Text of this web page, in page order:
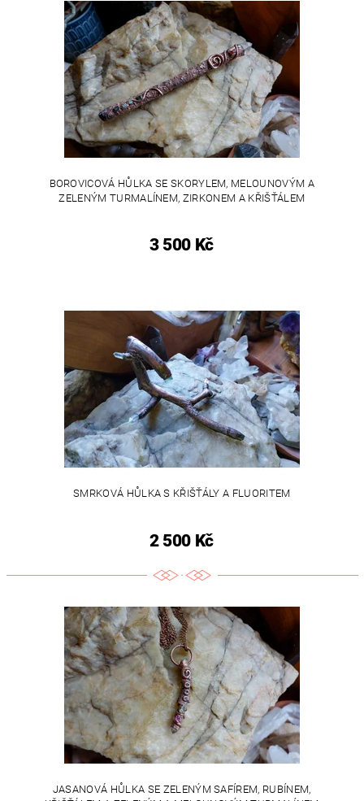
BOROVICOVÁ HŮLKA SE SKORYLEM, MELOUNOVÝM A
ZELENÝM TURMALÍNEM, ZIRKONEM A KŘIŠŤÁLEM
3 500 Kč
SMRKOVÁ HŮLKA S KŘIŠŤÁLY A FLUORITEM
2 500 Kč
JASANOVÁ HŮLKA SE ZELENÝM SAFÍREM, RUBÍNEM,